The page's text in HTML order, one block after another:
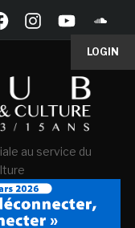
LOGIN
au service du